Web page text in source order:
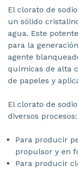
El clorato de
un sólido
agua. Este
para la
agente
químicas de alta
de papeles y
El clorato de
diversos procesos:
Para producir
propulsor y en
Para producir